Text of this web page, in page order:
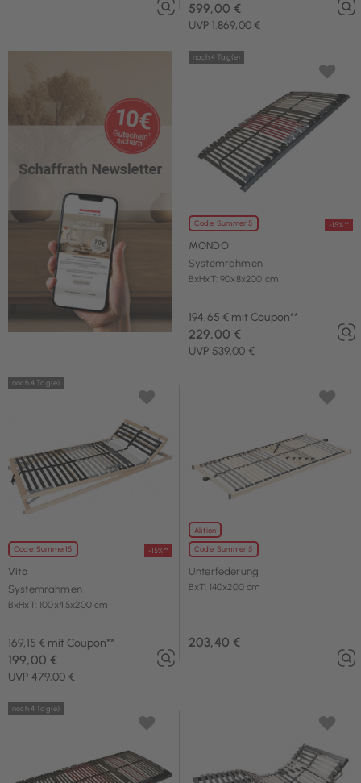
UVP 1.869,00 €
599,00 €
Code: Summer15 -15%**
noch 4 Tag(e)
MONDO
Systemrahmen
BxHxT: 90x8x200 cm
194,65 € mit Coupon**
UVP 539,00 €
229,00 €
Code: Summer15 -15%**
noch 4 Tag(e)
Vito
Systemrahmen
BxHxT: 100x4.5x200 cm
169,15 € mit Coupon**
UVP 479,00 €
199,00 €
Aktion
Code: Summer15
Unterfederung
BxT: 140x200 cm
203,40 €
noch 4 Tag(e)